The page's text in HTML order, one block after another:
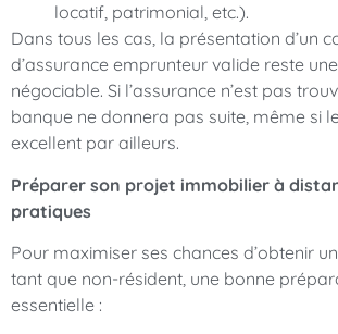
locatif, patrimonial, etc.).
Dans tous les cas, la présentation d’un
d’assurance emprunteur valide reste
négociable. Si l’assurance n’est pas
banque ne donnera pas suite, même si
excellent par ailleurs.
Préparer son projet immobilier à
pratiques
Pour maximiser ses chances d’obtenir
tant que non-résident, une bonne
essentielle :